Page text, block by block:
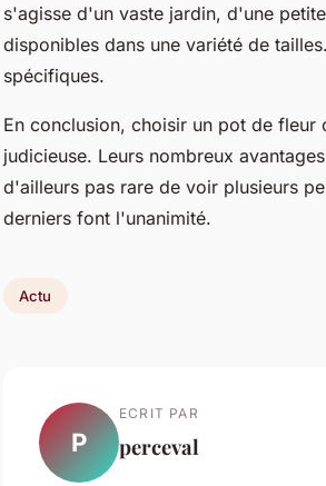
s'agisse d'un vaste jardin, d'une
disponibles dans une variété de
spécifiques.
En conclusion, choisir un pot de fleur
judicieuse. Leurs nombreux
d'ailleurs pas rare de voir plusieurs
derniers font l'unanimité.
Actu
P
ECRIT PAR
perceval